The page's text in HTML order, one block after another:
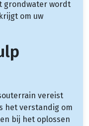
grondwater wordt
om uw
vereist
het verstandig om
bij het oplossen